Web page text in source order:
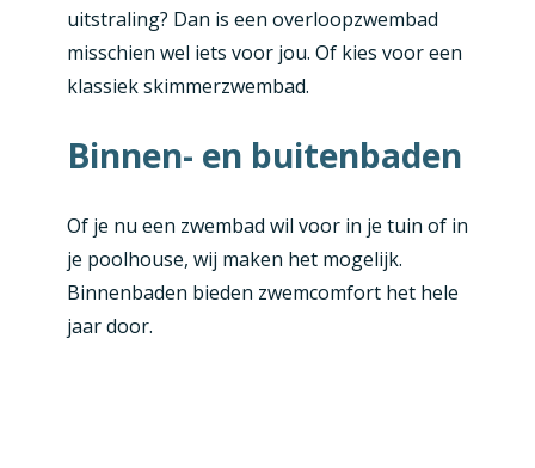
uitstraling? Dan is een overloopzwembad
misschien wel iets voor jou. Of kies voor een
klassiek skimmerzwembad.
Binnen- en buitenbaden
Of je nu een zwembad wil voor in je tuin of in
je poolhouse, wij maken het mogelijk.
Binnenbaden bieden zwemcomfort het hele
jaar door.